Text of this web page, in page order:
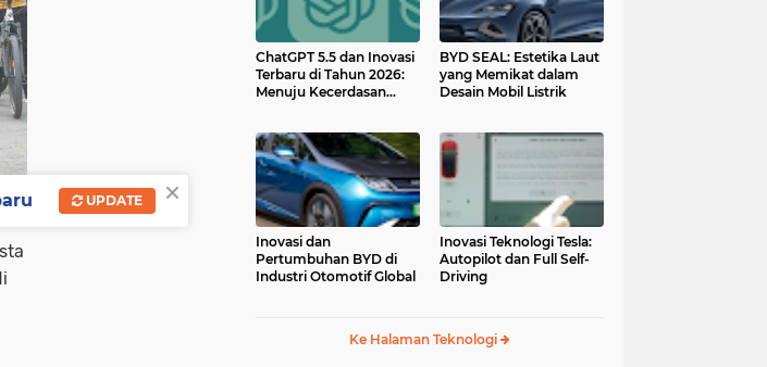
ChatGPT 5.5 dan Inovasi
Terbaru di Tahun 2026:
Menuju Kecerdasan
BYD SEAL: Estetika Laut
yang Memikat dalam
Desain Mobil Listrik
Inovasi dan
Pertumbuhan BYD di
Industri Otomotif Global
Inovasi Teknologi Tesla:
Autopilot dan Full Self-
Driving
Ke Halaman Teknologi
×
UPDATE